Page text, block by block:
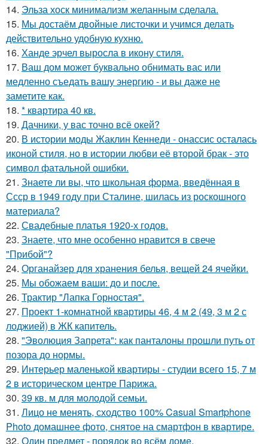
14. Эльза хоск минимализм желанным сделала.
15. Мы достаём двойные листочки и учимся делать
действительно удобную кухню.
16. Ханде эрчел выросла в икону стиля.
17. Ваш дом может буквально обнимать вас или
медленно съедать вашу энергию - и вы даже не
заметите как.
18. * квартира 40 кв.
19. Дачники, у вас точно всё окей?
20. В истории моды Жаклин Кеннеди - онассис осталась
иконой стиля, но в истории любви её второй брак - это
символ фатальной ошибки.
21. Знаете ли вы, что школьная форма, введённая в
Ссср в 1949 году при Сталине, шилась из роскошного
материала?
22. Свадебные платья 1920-х годов.
23. Знаете, что мне особенно нравится в свече
"Прибой"?
24. Органайзер для хранения белья, вещей 24 ячейки.
25. Мы обожаем ваши: до и после.
26. Трактир "Лапка Горностая".
27. Проект 1-комнатной квартиры 46, 4 м 2 (49, 3 м 2 с
лоджией) в ЖК капитель.
28. "Эволюция Запрета": как панталоны прошли путь от
позора до нормы.
29. Интерьер маленькой квартиры - студии всего 15, 7 м
2 в историческом центре Парижа.
30. 39 кв. м для молодой семьи.
31. Лицо не менять, сходство 100% Casual Smartphone
Photo домашнее фото, снятое на смартфон в квартире.
32. Один предмет - порядок во всём доме.